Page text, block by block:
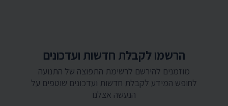
הרשמו לקבלת חדשות ועדכונים
מוזמנים להירשם לרשימת התפוצה של התנועה
לחופש המידע לקבלת חדשות ועדכונים שוטפים על
הנעשה אצלנו